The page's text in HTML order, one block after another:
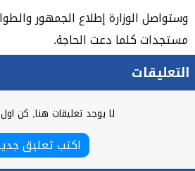
وستواصل الوزارة إطلاع الجمهور
مستجدات كلما دعت الحاجة.
التعليقات
لا يوجد تعليقات هنا, كن
اكتب تعليق